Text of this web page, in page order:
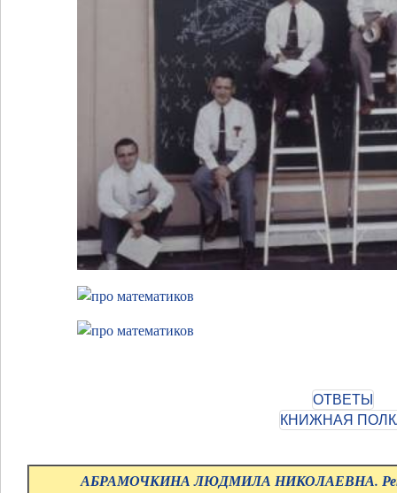
АБРАМОЧКИНА ЛЮДМИЛА НИКОЛАЕВНА.